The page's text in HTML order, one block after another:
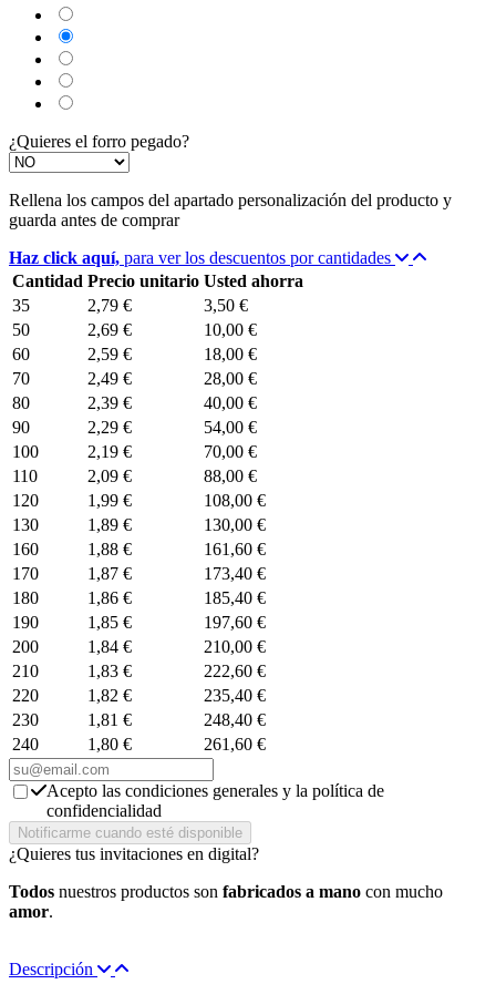
¿Quieres el forro pegado?
Rellena los campos del apartado personalización del producto y
guarda antes de comprar
Haz click aquí, para ver los descuentos por cantidades
Cantidad Precio unitario Usted ahorra
35
2,79 €
3,50 €
50
2,69 €
10,00 €
60
2,59 €
18,00 €
70
2,49 €
28,00 €
80
2,39 €
40,00 €
90
2,29 €
54,00 €
100
2,19 €
70,00 €
110
2,09 €
88,00 €
120
1,99 €
108,00 €
130
1,89 €
130,00 €
160
1,88 €
161,60 €
170
1,87 €
173,40 €
180
1,86 €
185,40 €
190
1,85 €
197,60 €
200
1,84 €
210,00 €
210
1,83 €
222,60 €
220
1,82 €
235,40 €
230
1,81 €
248,40 €
240
1,80 € 261,60 €
Acepto las condiciones generales y la política de
confidencialidad
¿Quieres tus invitaciones en digital?
Todos nuestros productos son fabricados a mano con mucho
amor.
Descripción